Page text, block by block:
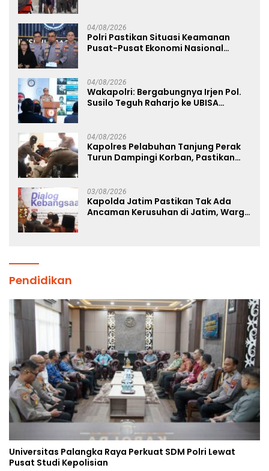
04/08/2026
Polri Pastikan Situasi Keamanan
Pusat-Pusat Ekonomi Nasional
04/08/2026
Wakapolri: Bergabungnya Irjen Pol.
Susilo Teguh Raharjo ke UBISA
04/08/2026
Kapolres Pelabuhan Tanjung Perak
Turun Dampingi Korban, Pastikan
03/08/2026
Kapolda Jatim Pastikan Tak Ada
Ancaman Kerusuhan di Jatim, Warga
Pendidikan
Universitas Palangka Raya Perkuat SDM Polri Lewat
Pusat Studi Kepolisian